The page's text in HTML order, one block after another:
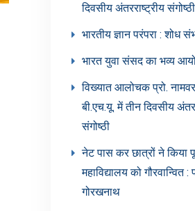
दिवसीय अंतरराष्ट्रीय
भारतीय ज्ञान परंपरा : शोध
भारत युवा संसद का भव्य
विख्यात आलोचक प्रो.
बी.एच.यू. में तीन दिवसीय
संगोष्ठी
नेट पास कर छात्रों ने किया
महाविद्यालय को गौरवान्वित :
गोरखनाथ